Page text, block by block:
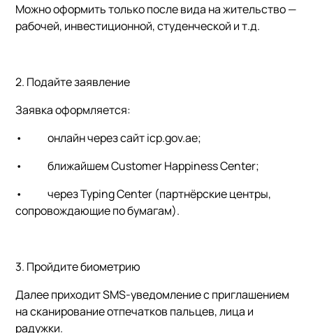
Можно оформить только после вида на жительство —
рабочей, инвестиционной, студенческой и т.д.
2. Подайте заявление
Заявка оформляется:
• онлайн через сайтicp.gov.ae;
• ближайшемCustomer Happiness Center;
• через Typing Center (партнёрские центры,
сопровождающие по бумагам).
3. Пройдите биометрию
Далее приходит SMS-уведомление с приглашением
на сканирование отпечатков пальцев, лица и
радужки.